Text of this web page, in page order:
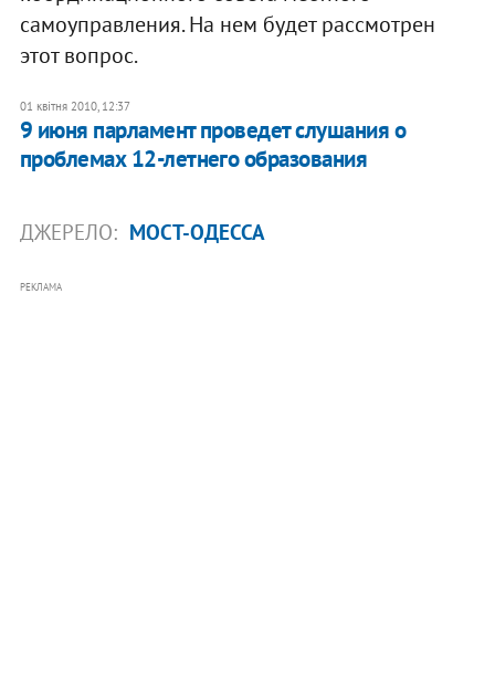
самоуправления. На нем будет рассмотрен
этот вопрос.
01 квітня 2010, 12:37
9 июня парламент проведет слушания о
проблемах 12-летнего образования
ДЖЕРЕЛО: МОСТ-ОДЕССА
РЕКЛАМА